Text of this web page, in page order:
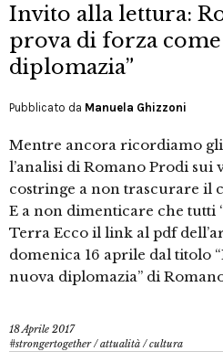
Invito alla lettura:
prova di forza
diplomazia”
Pubblicato da Manuela Ghizzoni
Mentre ancora ricordiamo
l’analisi di Romano Prodi sui
costringe a non trascurare il
E a non dimenticare che tutti
Terra Ecco il link al pdf
domenica 16 aprile dal titolo
nuova diplomazia” di
18 Aprile 2017
#strongertogether/attualità /cultura